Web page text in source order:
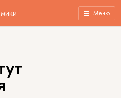
Меню